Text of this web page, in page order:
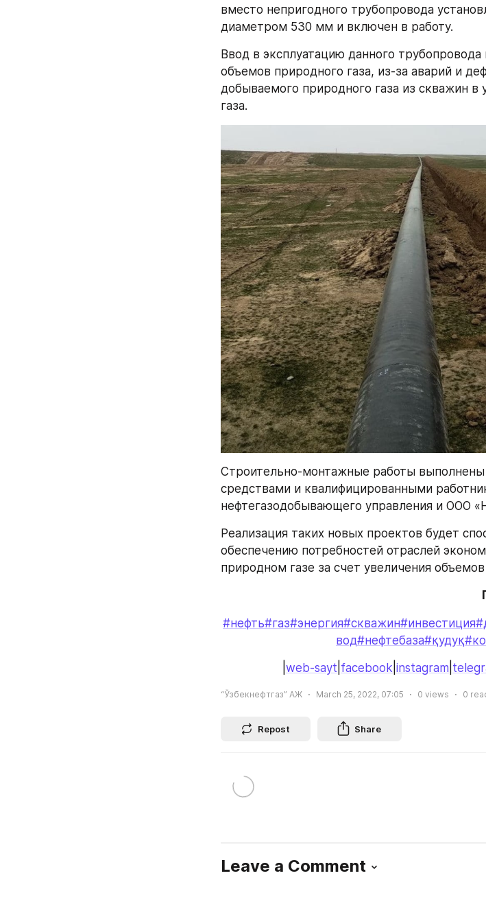
вместо непригодного трубопровода
диаметром 530 мм и включен в работу.
Ввод в эксплуатацию данного
объемов природного газа, из-за аварий и
добываемого природного газа из скважин в
газа.
Строительно-монтажные работы
средствами и квалифицированными
нефтегазодобывающего управления и ООО
Реализация таких новых проектов будет
обеспечению потребностей отраслей
природном газе за счет увеличения
#нефть#газ#энергия#скважин#инвестиция
вод#нефтебаза#қудуқ
web-sayt facebook instagram
“Ўзбекнефтгаз” АЖ March 25, 2022, 07:05 0 views 0
Repost Share
Leave a Comment